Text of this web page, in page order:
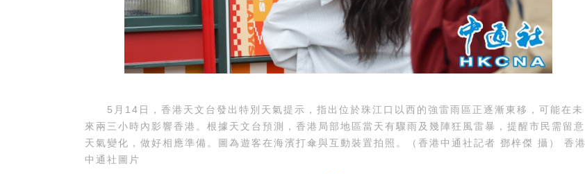
5月14日，香港天文台發出特別天氣提示，指出位於珠江口以西的強雷雨區正逐漸東移，可能在未
來兩三小時內影響香港。根據天文台預測，香港局部地區當天有驟雨及幾陣狂風雷暴，提醒市民需留意
天氣變化，做好相應準備。圖為遊客在海濱打傘與互動裝置拍照。（香港中通社記者 鄧梓傑 攝） 香港
中通社圖片